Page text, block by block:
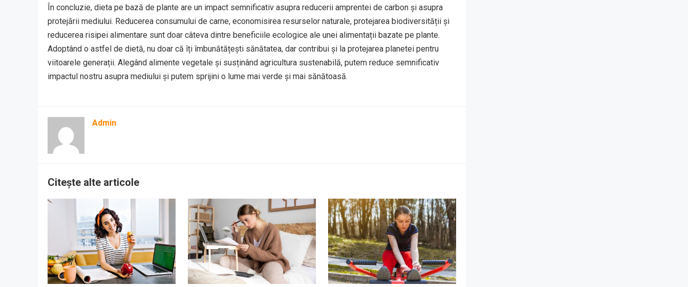
În concluzie, dieta pe bază de plante are un impact semnificativ asupra reducerii amprentei de carbon și asupra
protejării mediului. Reducerea consumului de carne, economisirea resurselor naturale, protejarea biodiversității și
reducerea risipei alimentare sunt doar câteva dintre beneficiile ecologice ale unei alimentații bazate pe plante.
Adoptând o astfel de dietă, nu doar că îți îmbunătățești sănătatea, dar contribui și la protejarea planetei pentru
viitoarele generații. Alegând alimente vegetale și susținând agricultura sustenabilă, putem reduce semnificativ
impactul nostru asupra mediului și putem sprijini o lume mai verde și mai sănătoasă.
Admin
Citește alte articole